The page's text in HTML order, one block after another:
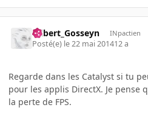
Gilbert_Gosseyn INpactien
Posté(e) le 22 mai 201412 a
Regarde dans les Catalyst si tu
pour les applis DirectX. Je pense
la perte de FPS.